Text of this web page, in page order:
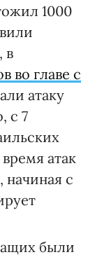
1000
в
во главе с
атаку
с 7
атак
начиная с
были